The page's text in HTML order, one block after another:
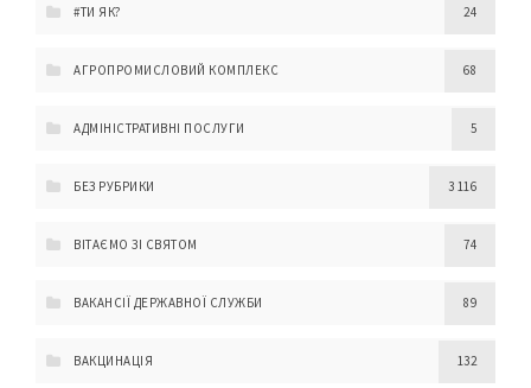
#ТИ ЯК? 24
АГРОПРОМИСЛОВИЙ КОМПЛЕКС 68
АДМІНІСТРАТИВНІ ПОСЛУГИ 5
БЕЗ РУБРИКИ 3 116
ВІТАЄМО ЗІ СВЯТОМ 74
ВАКАНСІЇ ДЕРЖАВНОЇ СЛУЖБИ 89
ВАКЦИНАЦІЯ 132